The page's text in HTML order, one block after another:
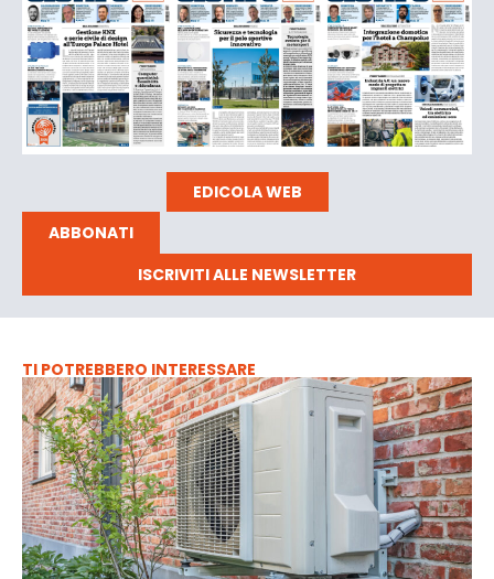
EDICOLA WEB
ABBONATI
ISCRIVITI ALLE NEWSLETTER
TI POTREBBERO INTERESSARE